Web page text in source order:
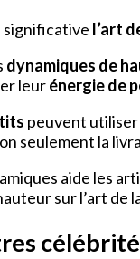
significative l’art
dynamiques de
leurénergie de
peuvent utiliser
seulement la
aide les
sur l’art